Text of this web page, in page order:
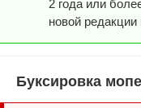
2 года или
новой редакции
Буксировка